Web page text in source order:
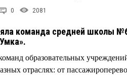
0 2081
команда средней школы
образовательных
отраслях: от